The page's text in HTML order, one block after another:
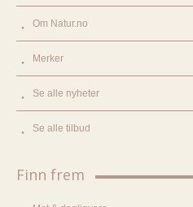
Om Natur.no
Merker
Se alle nyheter
Se alle tilbud
Finn frem